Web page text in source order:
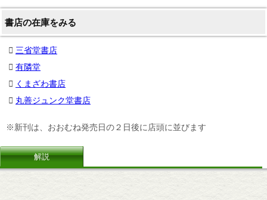
書店の在庫をみる
三省堂書店
有隣堂
くまざわ書店
丸善ジュンク堂書店
※新刊は、おおむね発売日の２日後に店頭に並びます
解説